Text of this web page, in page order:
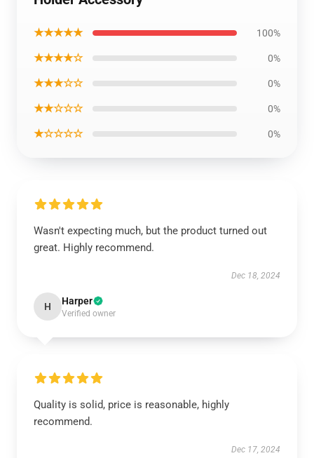
★★★★★ 100%
★★★★☆ 0%
★★★☆☆ 0%
★★☆☆☆ 0%
★☆☆☆☆ 0%
Wasn't expecting much, but the product turned out
great. Highly recommend.
Dec 18, 2024
H Harper
Verified owner
Quality is solid, price is reasonable, highly
recommend.
Dec 17, 2024